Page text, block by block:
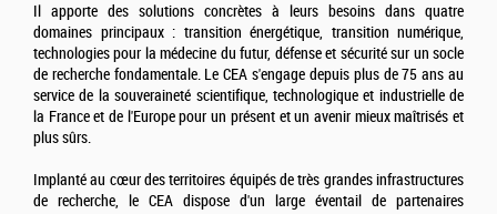
Il apporte des solutions concrètes à leurs besoins dans quatre
domaines principaux : transition énergétique, transition numérique,
technologies pour la médecine du futur, défense et sécurité sur un socle
de recherche fondamentale. Le CEA s'engage depuis plus de 75 ans au
service de la souveraineté scientifique, technologique et industrielle de
la France et de l'Europe pour un présent et un avenir mieux maîtrisés et
plus sûrs.
Implanté au cœur des territoires équipés de très grandes infrastructures
de recherche, le CEA dispose d'un large éventail de partenaires